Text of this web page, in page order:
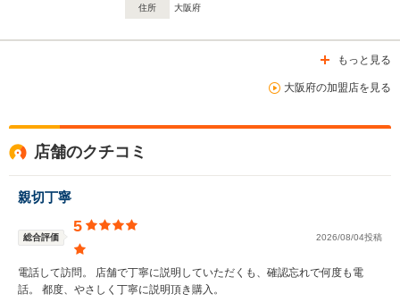
住所 大阪府
もっと見る
大阪府の加盟店を見る
店舗のクチコミ
親切丁寧
総合評価
5
2026/08/04投稿
電話して訪問。 店舗で丁寧に説明していただくも、確認忘れで何度も電
話。 都度、やさしく丁寧に説明頂き購入。